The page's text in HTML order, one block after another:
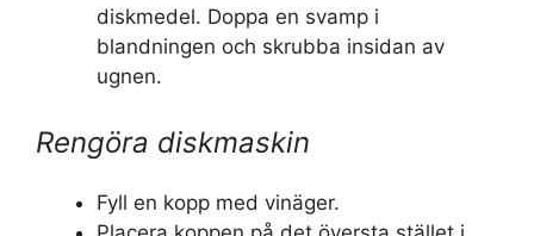
diskmedel. Doppa en svamp i
blandningen och skrubba insidan av
ugnen.
Rengöra diskmaskin
Fyll en kopp med vinäger.